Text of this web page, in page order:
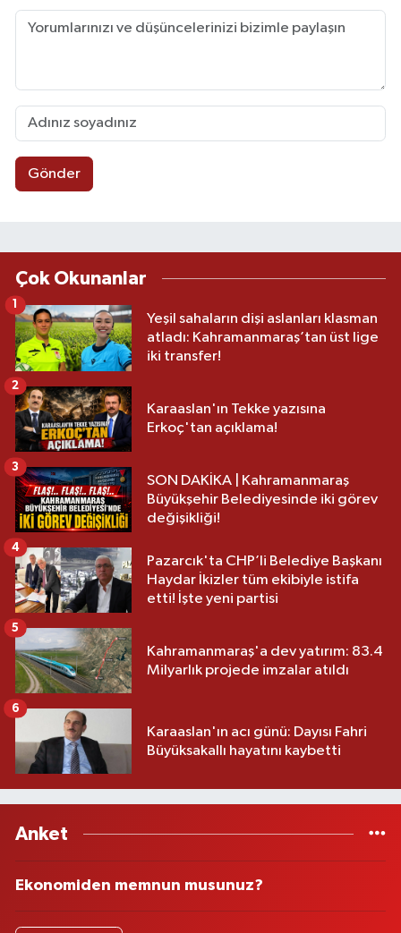
Gönder
Çok Okunanlar
Yeşil sahaların dişi aslanları klasman
atladı: Kahramanmaraş’tan üst lige
iki transfer!
Karaaslan'ın Tekke yazısına
Erkoç'tan açıklama!
2
SON DAKİKA | Kahramanmaraş
Büyükşehir Belediyesinde iki görev
değişikliği!
3
Pazarcık'ta CHP’li Belediye Başkanı
Haydar İkizler tüm ekibiyle istifa
etti! İşte yeni partisi
4
Kahramanmaraş'a dev yatırım: 83.4
Milyarlık projede imzalar atıldı
5
Karaaslan'ın acı günü: Dayısı Fahri
Büyüksakallı hayatını kaybetti
6
Anket
Ekonomiden memnun musunuz?